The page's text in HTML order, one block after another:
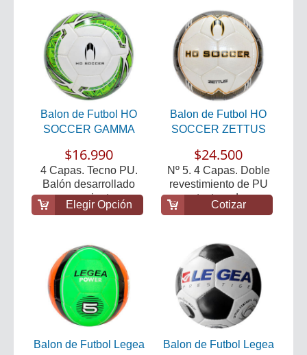
Balon de Futbol HO
SOCCER GAMMA
$16.990
4 Capas. Tecno PU.
Balón desarrollado
para un mejor toque...
Elegir Opción
Balon de Futbol HO
SOCCER ZETTUS
$24.500
Nº 5. 4 Capas. Doble
revestimiento de PU
con textura de s...
Cotizar
Balon de Futbol Legea
Balon de Futbol Legea